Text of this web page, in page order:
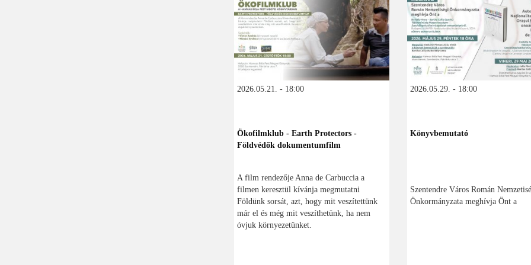
2026.05.21. - 18:00
Ökofilmklub - Earth Protectors -
Földvédők dokumentumfilm
A film rendezője Anna de Carbuccia a
filmen keresztül kívánja megmutatni
Földünk sorsát, azt, hogy mit veszítettünk
már el és még mit veszíthetünk, ha nem
óvjuk környezetünket.
2026.05.29. - 18:00
Könyvbemutató
Szentendre Város Román
Önkormányzata meghívja Önt a